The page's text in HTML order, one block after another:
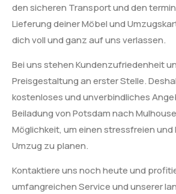
den sicheren Transport und den
Lieferung deiner Möbel und
dich voll und ganz auf uns verlassen.
Bei uns stehen Kundenzufriedenheit
Preisgestaltung an erster Stelle.
kostenloses und unverbindliches
Beiladung von Potsdam nach
Möglichkeit, um einen stressfreien
Umzug zu planen.
Kontaktiere uns noch heute und
umfangreichen Service und unserer